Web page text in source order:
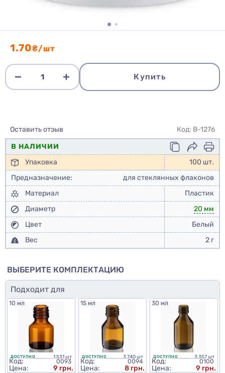
1.70₴/шт
Купить
Оставить отзыв
Код: B-1276
В НАЛИЧИИ
Упаковка
100 шт.
Предназначение:
для стеклянных флаконов
Материал
Пластик
Диаметр
20 мм
Цвет
Белый
Вес
2 г
ВЫБЕРИТЕ КОМПЛЕКТАЦИЮ
Подходит для
10 мл
ДОСТУПНО 1 531 шт
Код: 0093
Цена:
9 грн.
15 мл
ДОСТУПНО 3 740 шт
Код: 0094
Цена:
8 грн.
30 мл
ДОСТУПНО 3 357 шт
Код: 0100
Цена:
9 грн.